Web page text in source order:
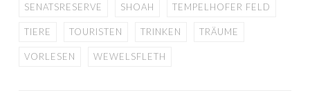
SENATSRESERVE SHOAH TEMPELHOFER FELD
TIERE TOURISTEN TRINKEN TRÄUME
VORLESEN WEWELSFLETH